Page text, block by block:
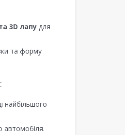
3D лапу для
та форму
найбільшого
автомобіля.